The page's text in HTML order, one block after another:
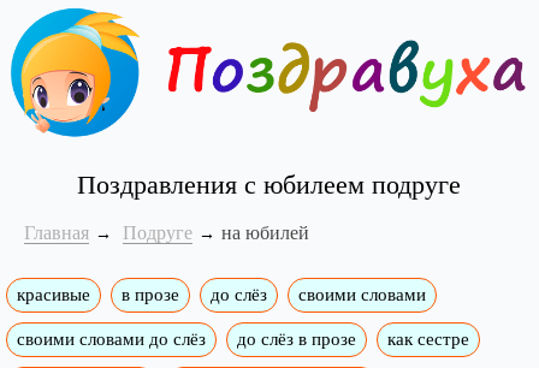
Поздравления с юбилеем подруге
Главная Подруге на юбилей
красивые в прозе до слёз своими словами
своими словами до слёз до слёз в прозе как сестре